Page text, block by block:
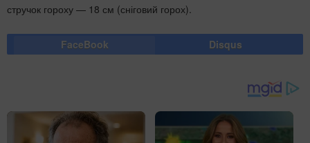
стручок гороху — 18 см (сніговий горох).
FaceBook Disqus